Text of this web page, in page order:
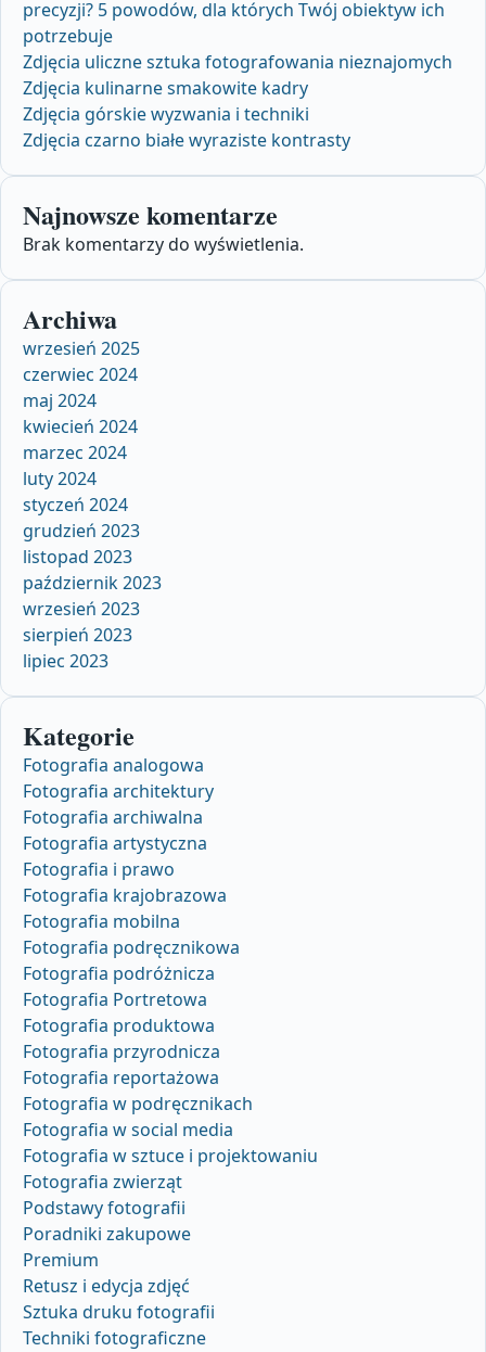
precyzji? 5 powodów, dla których Twój obiektyw ich
potrzebuje
Zdjęcia uliczne sztuka fotografowania nieznajomych
Zdjęcia kulinarne smakowite kadry
Zdjęcia górskie wyzwania i techniki
Zdjęcia czarno białe wyraziste kontrasty
Najnowsze komentarze
Brak komentarzy do wyświetlenia.
Archiwa
wrzesień 2025
czerwiec 2024
maj 2024
kwiecień 2024
marzec 2024
luty 2024
styczeń 2024
grudzień 2023
listopad 2023
październik 2023
wrzesień 2023
sierpień 2023
lipiec 2023
Kategorie
Fotografia analogowa
Fotografia architektury
Fotografia archiwalna
Fotografia artystyczna
Fotografia i prawo
Fotografia krajobrazowa
Fotografia mobilna
Fotografia podręcznikowa
Fotografia podróżnicza
Fotografia Portretowa
Fotografia produktowa
Fotografia przyrodnicza
Fotografia reportażowa
Fotografia w podręcznikach
Fotografia w social media
Fotografia w sztuce i projektowaniu
Fotografia zwierząt
Podstawy fotografii
Poradniki zakupowe
Premium
Retusz i edycja zdjęć
Sztuka druku fotografii
Techniki fotograficzne